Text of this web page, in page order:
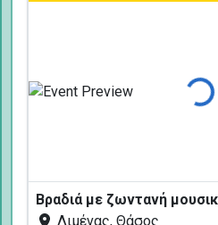
Φόρτωση...
Βραδιά με ζωντανή
Λιμένας, Θάσος